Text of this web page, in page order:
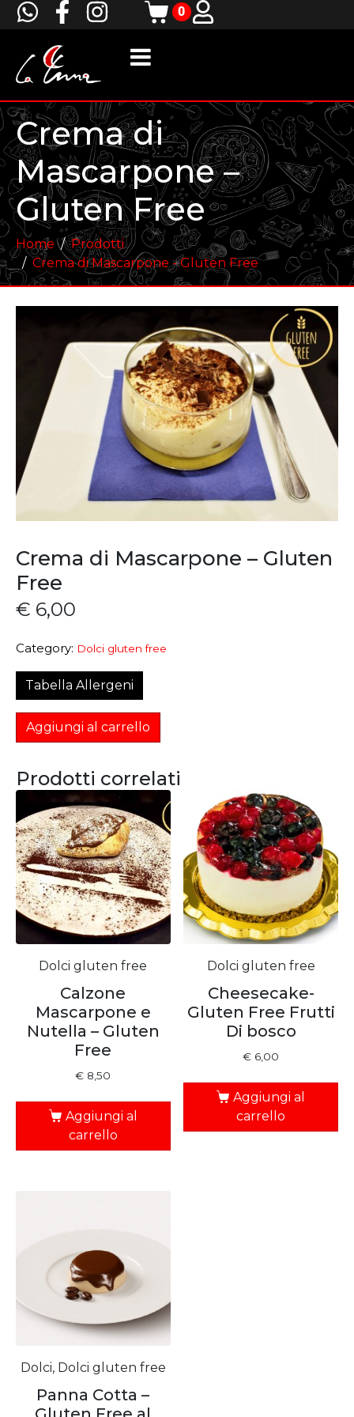
0
Crema di
Mascarpone –
Gluten Free
Home
Prodotti
Crema di Mascarpone - Gluten Free
Crema di Mascarpone – Gluten
Free
€ 6,00
Category: Dolci gluten free
Tabella Allergeni
Aggiungi al carrello
Prodotti correlati
Dolci gluten free
Calzone
Mascarpone e
Nutella – Gluten
Free
€ 8,50
Aggiungi al
carrello
Dolci gluten free
Cheesecake-
Gluten Free Frutti
Di bosco
€ 6,00
Aggiungi al
carrello
Dolci, Dolci gluten free
Panna Cotta –